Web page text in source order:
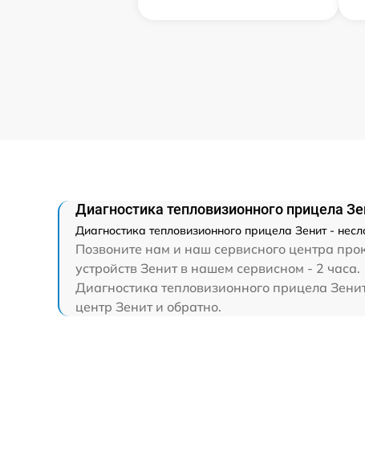
Диагностика тепловизионного прицела
Диагностика тепловизионного прицела Зенит -
Позвоните нам и наш сервисного центра
устройств Зенит в нашем сервисном - 2 часа.
Диагностика тепловизионного прицела
центр Зенит и обратно.